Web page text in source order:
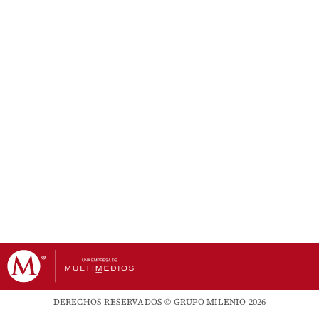
DERECHOS RESERVADOS © GRUPO MILENIO 2026